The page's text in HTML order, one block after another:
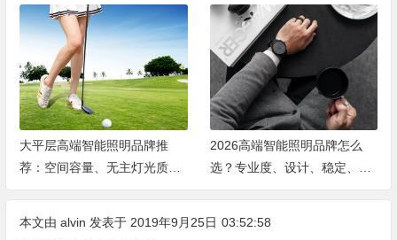
大平层高端智能照明品牌推
荐：空间容量、无主灯光质、
全屋定制、长期售后四个维度
2026高端智能照明品牌怎么
选？专业度、设计、稳定、服
务四大维度深度盘点
本文由 alvin 发表于 2019年9月25日 03:52:58